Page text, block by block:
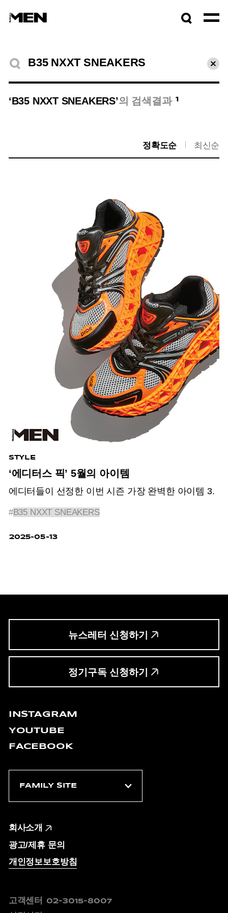
검색결과
초기
‘B35 NXXT SNEAKERS’의 검색결과 1
정확도순 최신순
STYLE
‘에디터스 픽’ 5월의 아이템
에디터들이 선정한 이번 시즌 가장 완벽한 아이템 3.
#B35 NXXT SNEAKERS
2025-05-13
뉴스레터 신청하기
정기구독 신청하기
INSTAGRAM
YOUTUBE
FACEBOOK
회사소개
광고/제휴 문의
개인정보보호방침
고객센터 02-3015-8007